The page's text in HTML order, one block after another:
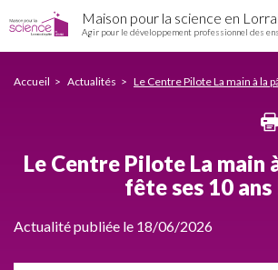
Centre
main
ans
au
Maison pour la science en
Agir pour le développement professionnel des
Accueil Actualités Le Centre Pilote La main à la
Le Centre Pilote La main
fête ses 10 ans
Actualité publiée le 18/06/2026